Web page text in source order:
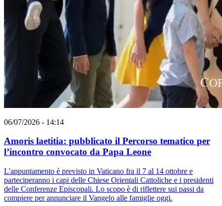
06/07/2026 - 14:14
Amoris laetitia: pubblicato il Percorso tematico per
l’incontro convocato da Papa Leone
L'appuntamento è previsto in Vaticano fra il 7 al 14 ottobre e
parteciperanno i capi delle Chiese Orientali Cattoliche e i presidenti
delle Conferenze Episcopali. Lo scopo è di riflettere sui passi da
compiere per annunciare il Vangelo alle famiglie oggi.